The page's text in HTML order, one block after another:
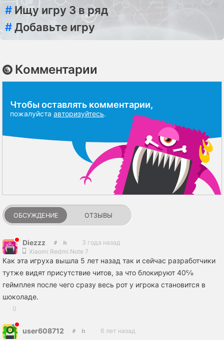
# Ищу игру 3 в ряд
#Добавьте игру
Комментарии
Чтобы оставлять комментарии,
пожалуйста авторизуйтесь.
ОБСУЖДЕНИЕ ОТЗЫВЫ
Diezzz
3 года назад
Xiaomi Redmi Note 7
Как эта игруха вышла 5 лет назад так и сейчас разработчики
тутже видят присутствие читов, за что блокируют 40℅
геймплея после чего сразу весь рот у игрока становится в
шоколаде.
0
user608712 6 лет назад